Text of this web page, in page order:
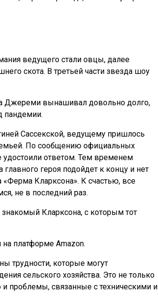
ведущего стали овцы, далее
скота. В третьей части звезда шоу
Джереми вынашивал довольно долго,
пандемии.
Сассекской, ведущему пришлось
По сообщению официальных
удостоили ответом. Тем временем
героя подойдет к концу и нет
Кларксона». К счастью, все
не в последний раз.
Кларксона, с которым тот
платформе Amazon.
трудности, которые могут
сельского хозяйства. Это не только
проблемы, связанные с техническими и